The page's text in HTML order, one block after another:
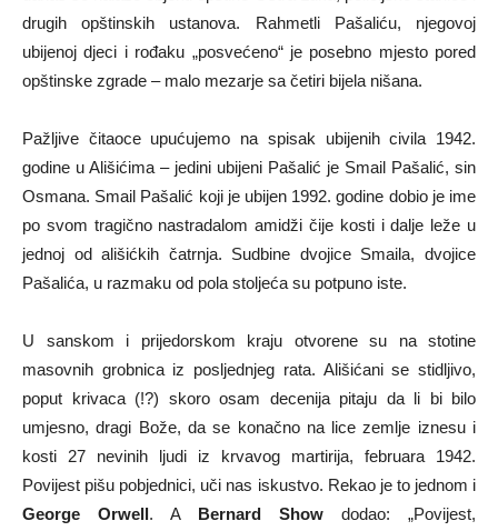
drugih opštinskih ustanova. Rahmetli Pašaliću, njegovoj
ubijenoj djeci i rođaku „posvećeno“ je posebno mjesto pored
opštinske zgrade – malo mezarje sa četiri bijela nišana.
Pažljive čitaoce upućujemo na spisak ubijenih civila 1942.
godine u Ališićima – jedini ubijeni Pašalić je Smail Pašalić, sin
Osmana. Smail Pašalić koji je ubijen 1992. godine dobio je ime
po svom tragično nastradalom amidži čije kosti i dalje leže u
jednoj od ališićkih čatrnja. Sudbine dvojice Smaila, dvojice
Pašalića, u razmaku od pola stoljeća su potpuno iste.
U sanskom i prijedorskom kraju otvorene su na stotine
masovnih grobnica iz posljednjeg rata. Ališićani se stidljivo,
poput krivaca (!?) skoro osam decenija pitaju da li bi bilo
umjesno, dragi Bože, da se konačno na lice zemlje iznesu i
kosti 27 nevinih ljudi iz krvavog martirija, februara 1942.
Povijest pišu pobjednici, uči nas iskustvo. Rekao je to jednom i
George Orwell. A Bernard Show dodao: „Povijest,